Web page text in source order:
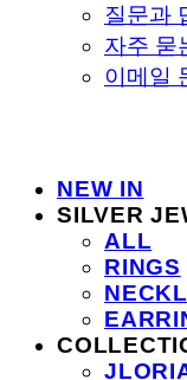
질문과
자주 묻
이메일
NEW IN
SILVER
ALL
RINGS